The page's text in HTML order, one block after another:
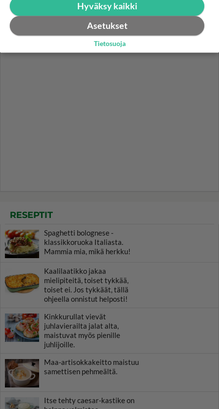
Kun yksi kauhallinen ei riitä...
Tämä helppo arkiruoka ei jää
RESEPTIT
Spaghetti bolognese -
klassikkoruoka Italiasta.
Mammia mia, mikä herkku!
Kaalilaatikko jakaa
mielipiteitä, toiset tykkää,
toiset ei. Jos tykkäät, tällä
ohjeella onnistut helposti!
Kinkkurullat vievät
juhlavierailta jalat alta,
maistuvat myös pienille
juhlijoille.
Maa-artisokkakeitto maistuu
samettisen pehmeältä.
Itse tehty caesar-kastike on
Hyväksy kaikki
Asetukset
Tietosuoja